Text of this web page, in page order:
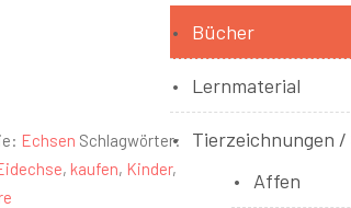
Echsen Schlagwörter:
, kaufen, Kinder,
Bücher
Lernmaterial
Tierzeichnungen /
Affen